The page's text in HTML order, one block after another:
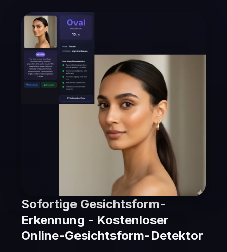
Sofortige Gesichtsform-
Erkennung - Kostenloser
Online-Gesichtsform-Detektor